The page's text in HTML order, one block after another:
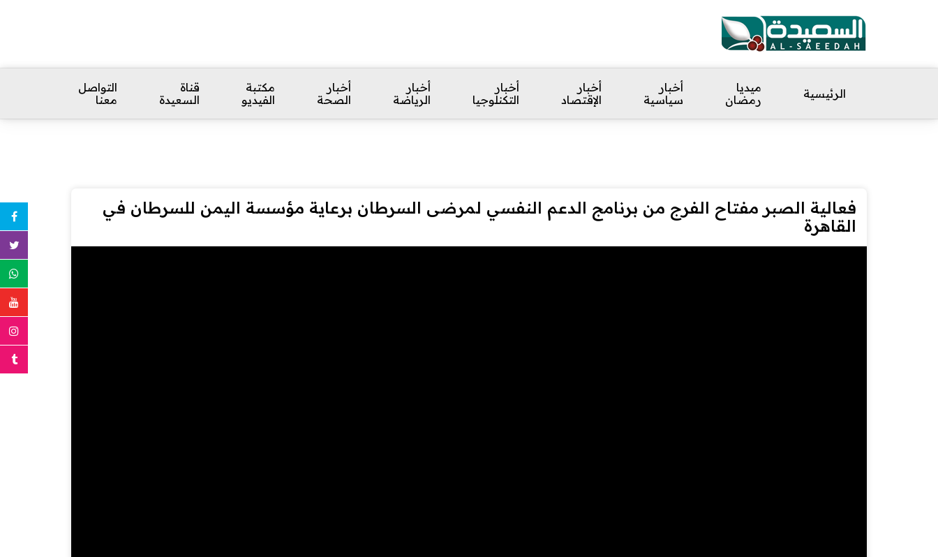
الرئيسية
ميديا
رمضان
أخبار
سياسية
أخبار
الإقتصاد
أخبار
التكنلوجيا
أخبار
الرياضة
أخبار
الصحة
مكتبة
الفيديو
قناة
السعيدة
التواصل
معنا
فعالية الصبر مفتاح الفرج من برنامج الدعم النفسي لمرضى السرطان برعاية مؤسسة اليمن للسرطان في
القاهرة